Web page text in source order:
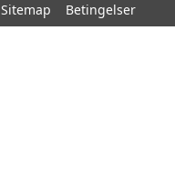
Sitemap Betingelser